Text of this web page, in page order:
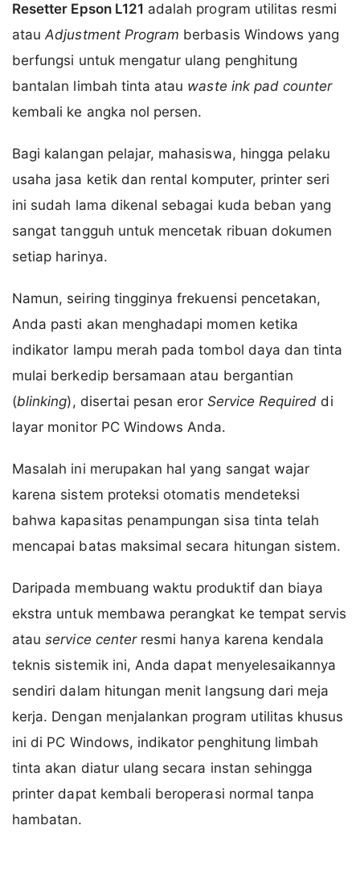
Resetter Epson L121 adalah program utilitas resmi
atauAdjustment Program berbasis Windows yang
berfungsi untuk mengatur ulang penghitung
bantalan limbah tinta atau waste ink pad counter
kembali ke angka nol persen.
Bagi kalangan pelajar, mahasiswa, hingga pelaku
usaha jasa ketik dan rental komputer, printer seri
ini sudah lama dikenal sebagai kuda beban yang
sangat tangguh untuk mencetak ribuan dokumen
setiap harinya.
Namun, seiring tingginya frekuensi pencetakan,
Anda pasti akan menghadapi momen ketika
indikator lampu merah pada tombol daya dan tinta
mulai berkedip bersamaan atau bergantian
(blinking), disertai pesan eror Service Required di
layar monitor PC Windows Anda.
Masalah ini merupakan hal yang sangat wajar
karena sistem proteksi otomatis mendeteksi
bahwa kapasitas penampungan sisa tinta telah
mencapai batas maksimal secara hitungan sistem.
Daripada membuang waktu produktif dan biaya
ekstra untuk membawa perangkat ke tempat servis
atauservice centerresmi hanya karena kendala
teknis sistemik ini, Anda dapat menyelesaikannya
sendiri dalam hitungan menit langsung dari meja
kerja. Dengan menjalankan program utilitas khusus
ini di PC Windows, indikator penghitung limbah
tinta akan diatur ulang secara instan sehingga
printer dapat kembali beroperasi normal tanpa
hambatan.